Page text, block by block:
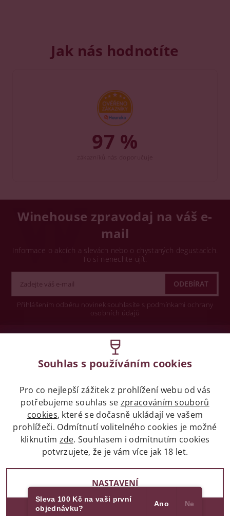
Jak nás hodnotíte
97 %
Winehouse zpravodaj na váš e-
mail
Informace o akcích a slevách nebo o chystaných degustacích.
To si nenechte ujít.
Přihlášením odběru novinek souhlasíte s podmínkami ochrany
osobních údajů
Legislativa
Zákaz prodeje alkoholických nápojů osobám
mladších 18 let.
Naše služby
2017 - 2026 © winehouse.cz, všechna práva vyhrazena
Souhlas s používáním cookies
Pro co nejlepší zážitek z prohlížení webu od vás
potřebujeme souhlas se zpracováním souborů
cookies, které se dočasně ukládají ve vašem
prohlížeči. Odmítnutí volitelného cookies je možné
kliknutím zde. Souhlasem i odmítnutím cookies
potvrzujete, že je vám více jak 18 let.
NASTAVENÍ
Sleva 100 Kč na vaši první
objednávku?
Ano Ne